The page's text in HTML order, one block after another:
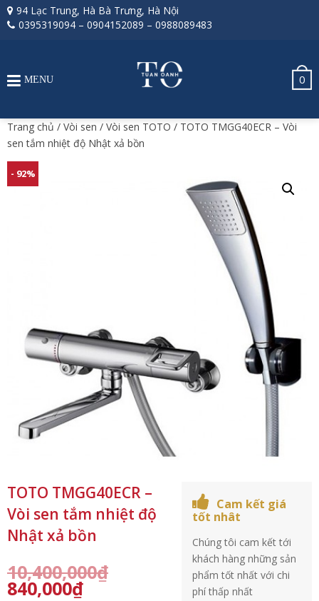
94 Lạc Trung, Hà Bà Trưng, Hà Nội
0395319094 – 0904152089 – 0988089483
0
MENU
Trang chủ / Vòi sen / Vòi sen TOTO / TOTO TMGG40ECR – Vòi
sen tắm nhiệt độ Nhật xả bồn
- 92%
TOTO TMGG40ECR –
Vòi sen tắm nhiệt độ
Nhật xả bồn
10,400,000₫
840,000₫
Cam kết giá
tốt nhât
Chúng tôi cam kết tới
khách hàng những sản
phẩm tốt nhất với chi
phí thấp nhất